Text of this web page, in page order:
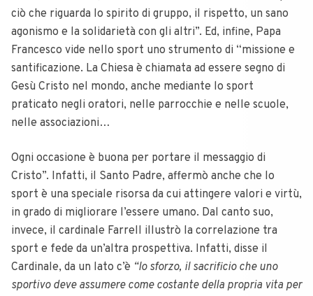
ciò che riguarda lo spirito di gruppo, il rispetto, un sano
agonismo e la solidarietà con gli altri”. Ed, infine, Papa
Francesco vide nello sport uno strumento di “missione e
santificazione. La Chiesa è chiamata ad essere segno di
Gesù Cristo nel mondo, anche mediante lo sport
praticato negli oratori, nelle parrocchie e nelle scuole,
nelle associazioni…
Ogni occasione è buona per portare il messaggio di
Cristo”. Infatti, il Santo Padre, affermò anche che lo
sport è una speciale risorsa da cui attingere valori e virtù,
in grado di migliorare l’essere umano. Dal canto suo,
invece, il cardinale Farrell illustrò la correlazione tra
sport e fede da un’altra prospettiva. Infatti, disse il
Cardinale, da un lato c’è “lo sforzo, il sacrificio che uno
sportivo deve assumere come costante della propria vita per